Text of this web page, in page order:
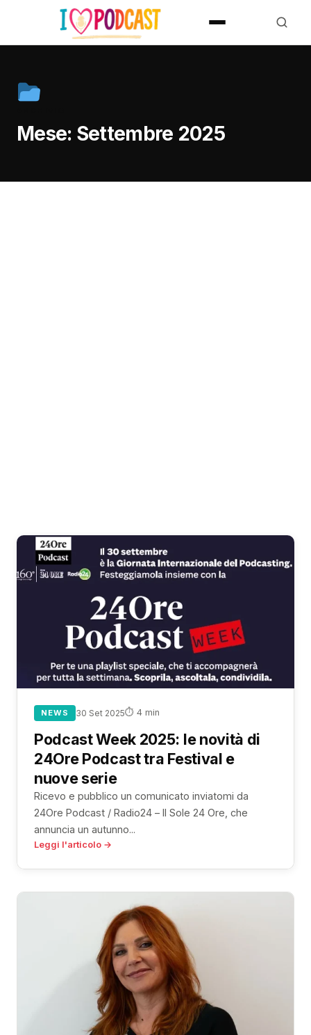
Mese: Settembre 2025
NEWS 30 Set 2025⏱ 4 min
Podcast Week 2025: le novità di
24Ore Podcast tra Festival e
nuove serie
Ricevo e pubblico un comunicato inviatomi da
24Ore Podcast / Radio24 – Il Sole 24 Ore, che
annuncia un autunno...
Leggi l'articolo →